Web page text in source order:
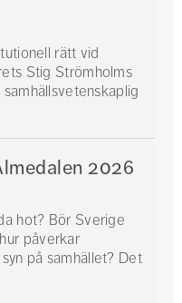
rätt vid
Stig Strömholms
2026
hot? Bör Sverige
påverkar
på samhället? Det